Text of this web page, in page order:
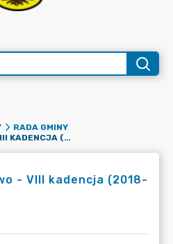
RADA GMINY
RADA GMINY DOPIEWO - VIII KADENCJA (2018-2024)
- VIII kadencja (2018-